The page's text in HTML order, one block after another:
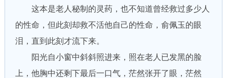
这本是老人秘制的灵药，也不知道曾经救过多少人
的性命，但此刻却救不活他自己的性命，俞佩玉的眼
泪，直到此刻才流下来。
阳光自小窗中斜斜照进来，照在老人已发黑的脸
上，他胸中还剩下最后一口气，茫然张开了眼，茫然